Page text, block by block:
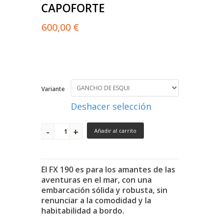
CAPOFORTE
600,00 €
Variante
Deshacer selección
Añadir al carrito
El FX 190 es para los amantes de las
aventuras en el mar, con una
embarcación sólida y robusta, sin
renunciar a la comodidad y la
habitabilidad a bordo.